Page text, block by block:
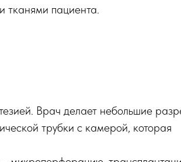
тканями пациента.
Врач делает небольшие
трубки с камерой, которая